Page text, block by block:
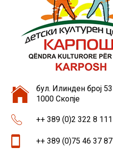
бул. Илинден број 53
1000 Скопје
++ 389 (0)2 322 8 111
++ 389 (0)75 46 37 87